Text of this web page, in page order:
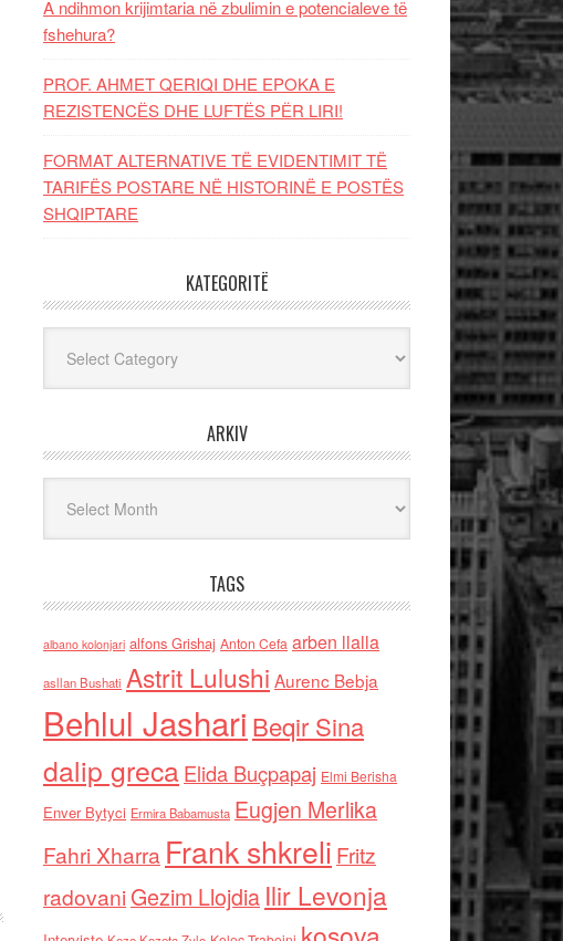
A ndihmon krijimtaria në zbulimin e potencialeve të
fshehura?
PROF. AHMET QERIQI DHE EPOKA E
REZISTENCЁS DHE LUFTЁS PЁR LIRI!
FORMAT ALTERNATIVE TË EVIDENTIMIT TË
TARIFËS POSTARE NË HISTORINË E POSTËS
SHQIPTARE
KATEGORITË
ARKIV
TAGS
albano kolonjari alfons Grishaj Anton Cefa arben llalla
asllan Bushati Astrit Lulushi Aurenc Bebja
Behlul Jashari Beqir Sina
dalip grecaElida Buçpapaj Elmi Berisha
Enver Bytyci Ermira Babamusta Eugjen Merlika
Fahri Xharra Frank shkreli Fritz
radovaniGezim Llojdia Ilir Levonja